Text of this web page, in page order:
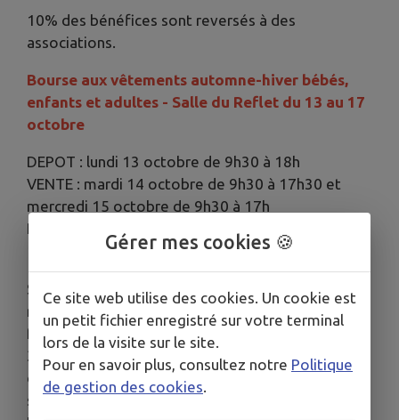
10% des bénéfices sont reversés à des
associations.
Bourse aux vêtements automne-hiver bébés,
enfants et adultes - Salle du Reflet du 13 au 17
octobre
DEPOT : lundi 13 octobre de 9h30 à 18h
VENTE : mardi 14 octobre de 9h30 à 17h30 et
mercredi 15 octobre de 9h30 à 17h
REPRISE DES INVENDUS ET PAIEMENT : vendredi
17 octobre de 16h à 18h.
Seuls les vêtements d’hiver propres, repassés et
non démodés seront acceptés. Une participation
forfaitaire de 2 euros par liste de 20 articles (dont
3 paires de chaussures par liste maximum) sera
demandée pour frais de fonctionnement et 10 %
seront prélevés sur les ventes.
Gérer mes cookies 🍪
Ce site web utilise des cookies. Un cookie est
un petit fichier enregistré sur votre terminal
lors de la visite sur le site.
Pour en savoir plus, consultez notre Politique
de gestion des cookies